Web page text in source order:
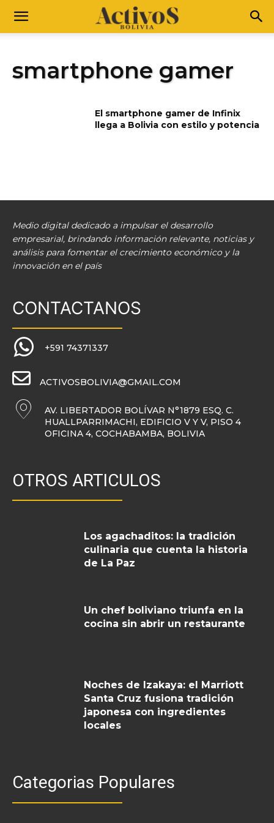
smartphone gamer
El smartphone gamer de Infinix
llega a Bolivia con estilo y potencia
Medio digital dedicado a impulsar el desarrollo
empresarial, brindando información relevante, noticias y
análisis para fomentar el crecimiento económico y la
innovación en el país
CONTACTANOS
+591 74371337
ACTIVOSBOLIVIA@GMAIL.COM
AV. LIBERTADOR BOLÍVAR N°1879 ESQ. C.
HUALLPARRIMACHI, EDIFICIO V Y V, PISO 4
OFICINA 4, COCHABAMBA, BOLIVIA
OTROS ARTICULOS
Los agachaditos: la tradición
culinaria que cuenta la historia
de La Paz
Un chef boliviano triunfa en la
cocina sin abrir un restaurante
Noches de Izakaya: el Marriott
Santa Cruz fusiona tradición
japonesa con ingredientes
locales
Categorias Populares